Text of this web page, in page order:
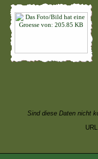
Sind diese Daten nicht